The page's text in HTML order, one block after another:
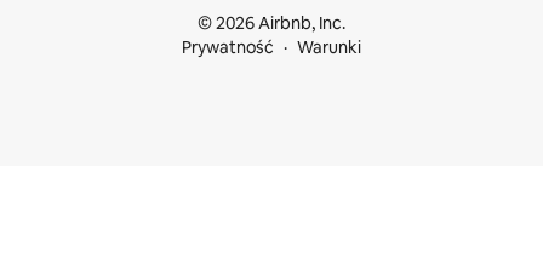
© 2026 Airbnb, Inc.
Prywatność
Warunki